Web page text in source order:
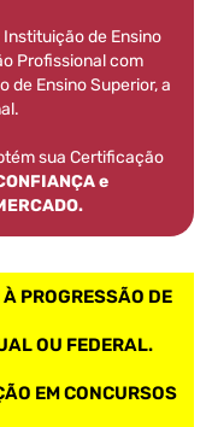
Instituição de Ensino
Profissional com
de Ensino Superior, a
sua Certificação
e
PROGRESSÃO DE
OU FEDERAL.
EM CONCURSOS